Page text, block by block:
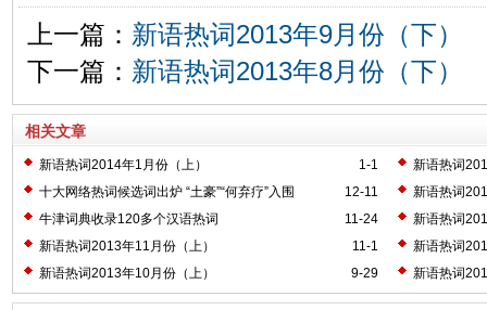
上一篇： 新语热词2013年9月份（下）
下一篇： 新语热词2013年8月份（下）
相关文章
1-1
新语热词2014年1月份（上）
新语热词
12-11
十大网络热词候选词出炉 “土豪”“何弃疗”入围
新语热词
11-24
牛津词典收录120多个汉语热词
新语热词
11-1
新语热词2013年11月份（上）
新语热词
9-29
新语热词2013年10月份（上） 新语热词